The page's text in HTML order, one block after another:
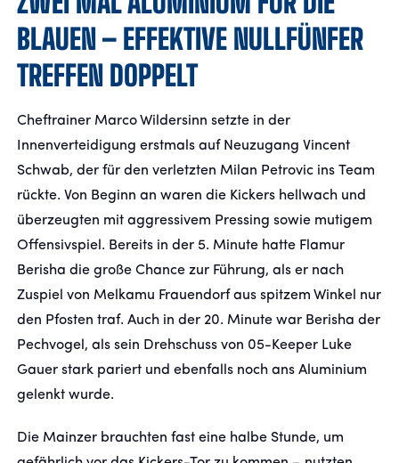
BLAUEN – EFFEKTIVE NULLFÜNFER
TREFFEN DOPPELT
Cheftrainer Marco Wildersinn setzte in der
Innenverteidigung erstmals auf Neuzugang Vincent
Schwab, der für den verletzten Milan Petrovic ins Team
rückte. Von Beginn an waren die Kickers hellwach und
überzeugten mit aggressivem Pressing sowie mutigem
Offensivspiel. Bereits in der 5. Minute hatte Flamur
Berisha die große Chance zur Führung, als er nach
Zuspiel von Melkamu Frauendorf aus spitzem Winkel nur
den Pfosten traf. Auch in der 20. Minute war Berisha der
Pechvogel, als sein Drehschuss von 05-Keeper Luke
Gauer stark pariert und ebenfalls noch ans Aluminium
gelenkt wurde.
Die Mainzer brauchten fast eine halbe Stunde, um